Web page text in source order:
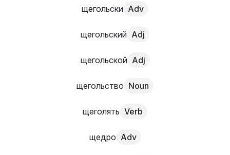
щегольски Adv
щегольский Adj
щегольской Adj
щегольство Noun
щеголять Verb
щедро Adv